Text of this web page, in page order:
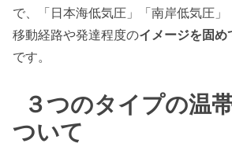
で、「日本海低気圧」「南岸低気圧
移動経路や発達程度のイメージを固め
です。
３つのタイプの温
ついて